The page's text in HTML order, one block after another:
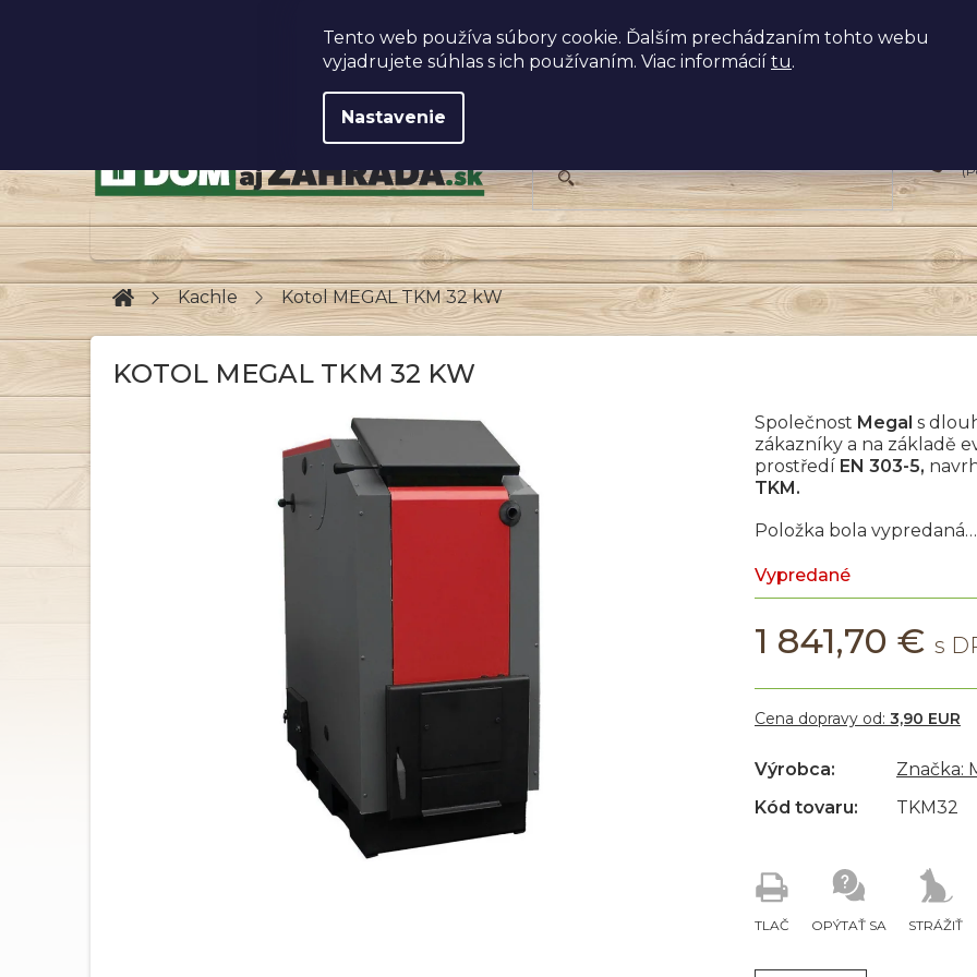
Tento web používa súbory cookie. Ďalším prechádzaním tohto webu
vyjadrujete súhlas s ich používaním. Viac informácií tu.
Nastavenie
DomovKachle Kotol MEGAL TKM 32 kW
KOTOL MEGAL TKM 32 KW
Vypredané
1 841,70 €
Položka bola vypredaná…
Společnost Megal s
zákazníky a na základě
prostředí EN 303-5,
TKM.
TLAČ OPÝTAŤ SA STRÁŽIŤ
Cena dopravy od: 3,90 EUR
Výrobca:
Značka:
Kód tovaru:
TKM32